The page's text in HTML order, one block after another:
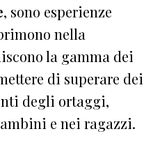
, sono esperienze
nella
la gamma dei
di superare dei
degli ortaggi,
e nei ragazzi.